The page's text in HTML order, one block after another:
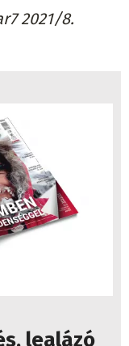
2021/8.
lealázó